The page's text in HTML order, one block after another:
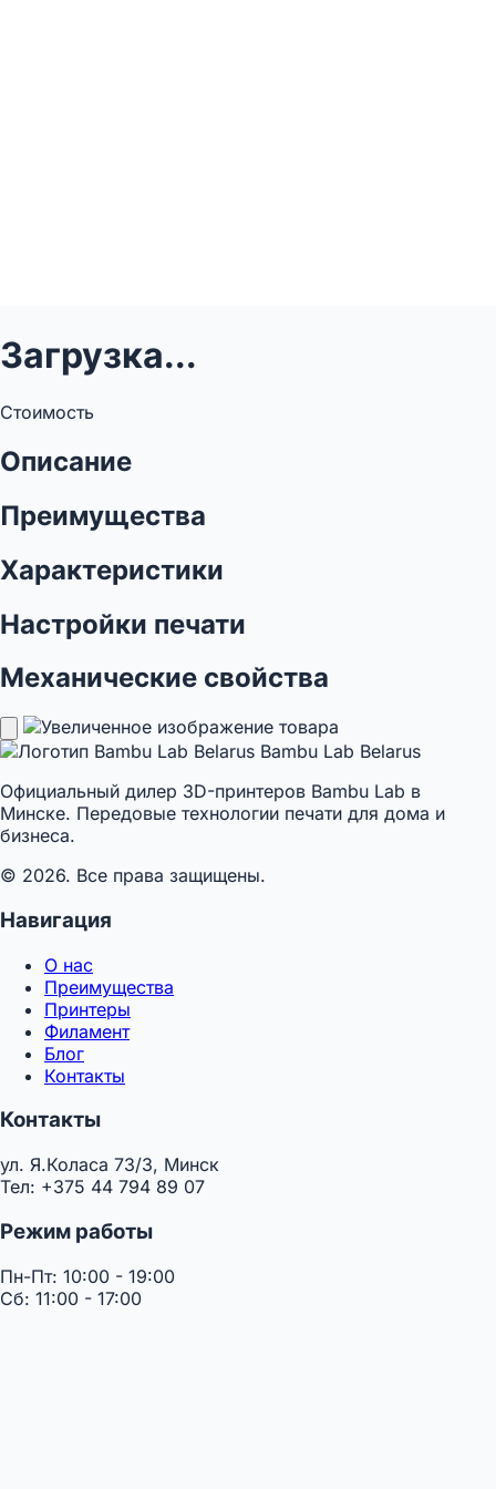
Загрузка...
Стоимость
Описание
Преимущества
Характеристики
Настройки печати
Механические свойства
Bambu Lab Belarus
Официальный дилер 3D-принтеров Bambu Lab в
Минске. Передовые технологии печати для дома и
бизнеса.
© 2026. Все права защищены.
Навигация
О нас
Преимущества
Принтеры
Филамент
Блог
Контакты
Контакты
ул. Я.Коласа 73/3, Минск
Тел: +375 44 794 89 07
Режим работы
Пн-Пт: 10:00 - 19:00
Сб: 11:00 - 17:00